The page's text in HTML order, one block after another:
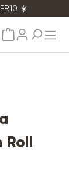
☀️
Roll